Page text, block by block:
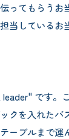
ってもらうお
当しているお
です。
クを入れたバ
ーブルまで